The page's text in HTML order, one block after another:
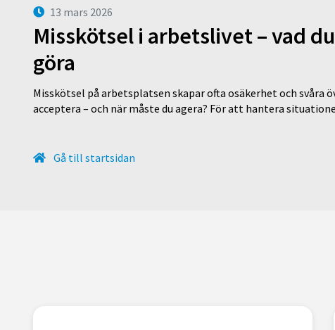
13 mars 2026
Misskötsel i arbetslivet – vad
göra
Misskötsel på arbetsplatsen skapar ofta osäkerhet och svåra
acceptera – och när måste du agera? För att hantera
Gå till startsidan